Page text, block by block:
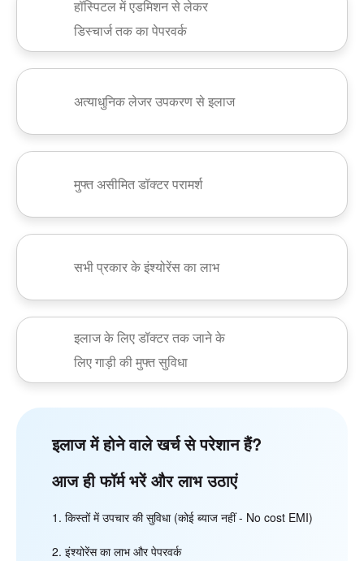
हॉस्पिटल में एडमिशन से लेकर
डिस्चार्ज तक का पेपरवर्क
अत्याधुनिक लेजर उपकरण से इलाज
मुफ्त असीमित डॉक्टर परामर्श
सभी प्रकार के इंश्योरेंस का लाभ
इलाज के लिए डॉक्टर तक जाने के
लिए गाड़ी की मुफ्त सुविधा
इलाज में होने वाले खर्च से परेशान हैं?
आज ही फॉर्म भरें और लाभ उठाएं
किस्तों में उपचार की सुविधा (कोई ब्याज नहीं - No cost EMI)
इंश्योरेंस का लाभ और पेपरवर्क